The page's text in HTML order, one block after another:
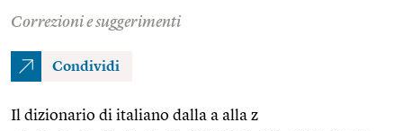
Correzioni e suggerimenti
Condividi
Il dizionario di italiano dalla a alla z